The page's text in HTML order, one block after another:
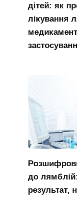
дітей: як
лікування
до
результат,